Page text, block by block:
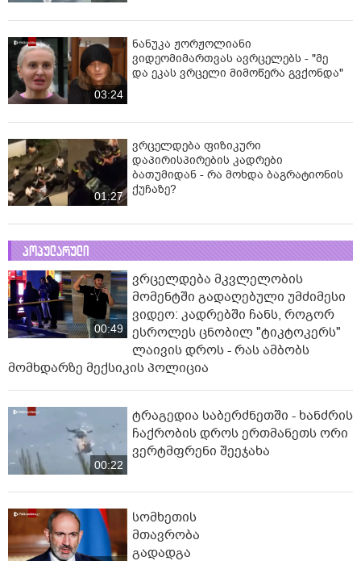
03:24
ნანუკა ჟორჟოლიანი
ვიდეომიმართვას ავრცელებს - "მე
და ეკას ვრცელი მიმოწერა გვქონდა"
01:27
ვრცელდება ფიზიკური
დაპირისპირების კადრები
ბათუმიდან - რა მოხდა ბაგრატიონის
ქუჩაზე?
პოპულარული
00:49
ვრცელდება მკვლელობის
მომენტში გადაღებული უმძიმესი
ვიდეო: კადრებში ჩანს, როგორ
ესროლეს ცნობილ "ტიკტოკერს"
ლაივის დროს - რას ამბობს
მომხდარზე მექსიკის პოლიცია
00:22
ტრაგედია საბერძნეთში - ხანძრის
ჩაქრობის დროს ერთმანეთს ორი
ვერტმფრენი შეეჯახა
სომხეთის
მთავრობა
გადადგა